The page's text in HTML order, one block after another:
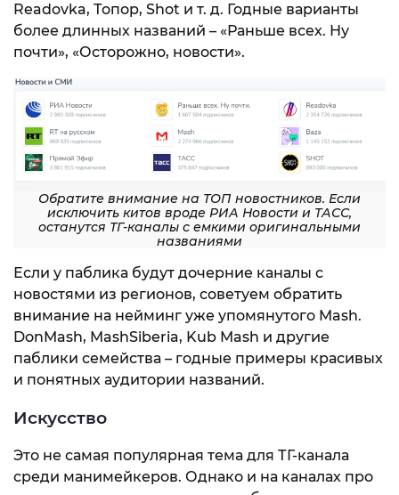
Readovka, Топор, Shot и т. д. Годные варианты
более длинных названий – «Раньше всех. Ну
почти», «Осторожно, новости».
Обратите внимание на ТОП новостников. Если
исключить китов вроде РИА Новости и ТАСС,
останутся ТГ-каналы с емкими оригинальными
названиями
Если у паблика будут дочерние каналы с
новостями из регионов, советуем обратить
внимание на нейминг уже упомянутого Mash.
DonMash, MashSiberia, Kub Mash и другие
паблики семейства – годные примеры красивых
и понятных аудитории названий.
Искусство
Это не самая популярная тема для ТГ-канала
среди манимейкеров. Однако и на каналах про